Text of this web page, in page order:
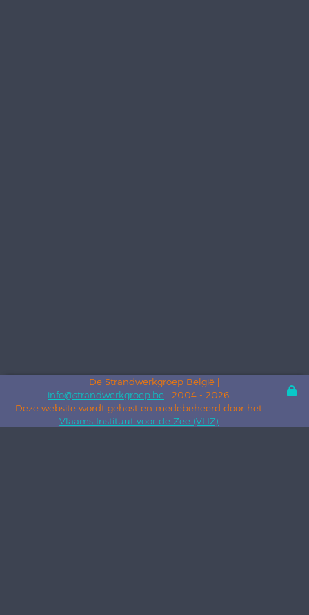
De Strandwerkgroep België |
info@strandwerkgroep.be | 2004 - 2026
Deze website wordt gehost en medebeheerd door het
Vlaams Instituut voor de Zee (VLIZ)